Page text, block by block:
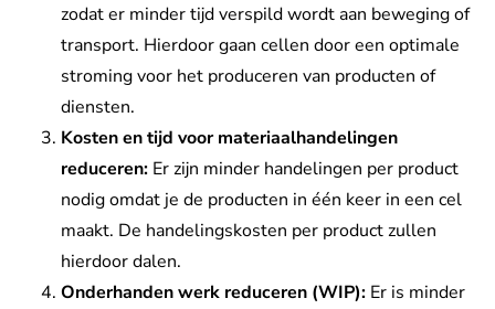
zodat er minder tijd verspild wordt aan beweging of
transport. Hierdoor gaan cellen door een optimale
stroming voor het produceren van producten of
diensten.
Kosten en tijd voor materiaalhandelingen
reduceren: Er zijn minder handelingen per product
nodig omdat je de producten in één keer in een cel
maakt. De handelingskosten per product zullen
hierdoor dalen.
Onderhanden werk reduceren (WIP): Er is minder